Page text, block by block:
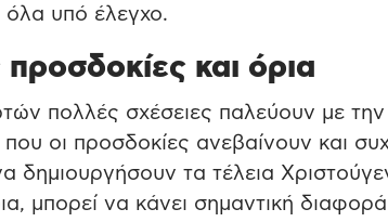
υπό έλεγχο.
και όρια
πολλές σχέσειες παλεύουν με την
οι προσδοκίες ανεβαίνουν και
δημιουργήσουν τα τέλεια
μπορεί να κάνει σημαντική διαφορά